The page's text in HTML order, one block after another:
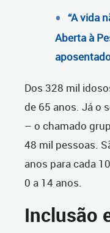
“A vida
Aberta à
Dos 328 mil
de 65 anos. Já o
– o chamado
48 mil pessoas.
anos para cada
0 a 14 anos.
Inclusão